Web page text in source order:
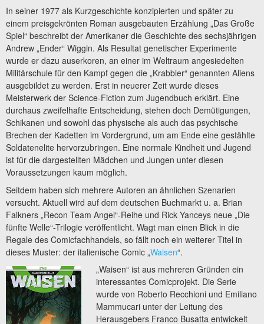
In seiner 1977 als Kurzgeschichte konzipierten und später zu
einem preisgekrönten Roman ausgebauten Erzählung „Das Große
Spiel“ beschreibt der Amerikaner die Geschichte des sechsjährigen
Andrew „Ender“ Wiggin. Als Resultat genetischer Experimente
wurde er dazu auserkoren, an einer im Weltraum angesiedelten
Militärschule für den Kampf gegen die „Krabbler“ genannten Aliens
ausgebildet zu werden. Erst in neuerer Zeit wurde dieses
Meisterwerk der Science-Fiction zum Jugendbuch erklärt. Eine
durchaus zweifelhafte Entscheidung, stehen doch Demütigungen,
Schikanen und sowohl das physische als auch das psychische
Brechen der Kadetten im Vordergrund, um am Ende eine gestählte
Soldatenelite hervorzubringen. Eine normale Kindheit und Jugend
ist für die dargestellten Mädchen und Jungen unter diesen
Voraussetzungen kaum möglich.
Seitdem haben sich mehrere Autoren an ähnlichen Szenarien
versucht. Aktuell wird auf dem deutschen Buchmarkt u. a. Brian
Falkners „Recon Team Angel“-Reihe und Rick Yanceys neue „Die
fünfte Welle“-Trilogie veröffentlicht. Wagt man einen Blick in die
Regale des Comicfachhandels, so fällt noch ein weiterer Titel in
dieses Muster: der italienische Comic „Waisen“.
„Waisen“ ist aus mehreren Gründen ein
interessantes Comicprojekt. Die Serie
wurde von Roberto Recchioni und Emiliano
Mammucari unter der Leitung des
Herausgebers Franco Busatta entwickelt